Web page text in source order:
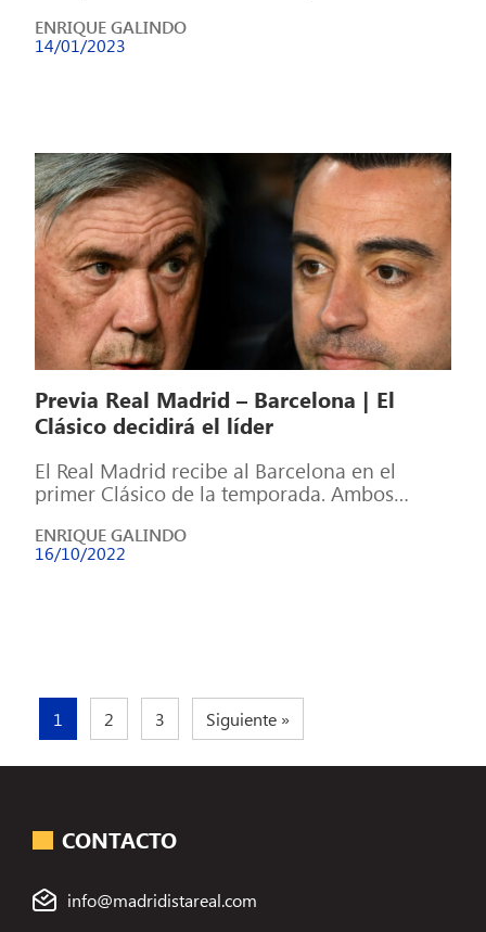
ENRIQUE GALINDO
14/01/2023
Previa Real Madrid – Barcelona | El
Clásico decidirá el líder
El Real Madrid recibe al Barcelona en el
primer Clásico de la temporada. Ambos
ENRIQUE GALINDO
16/10/2022
1 2 3 Siguiente »
CONTACTO
info@madridistareal.com